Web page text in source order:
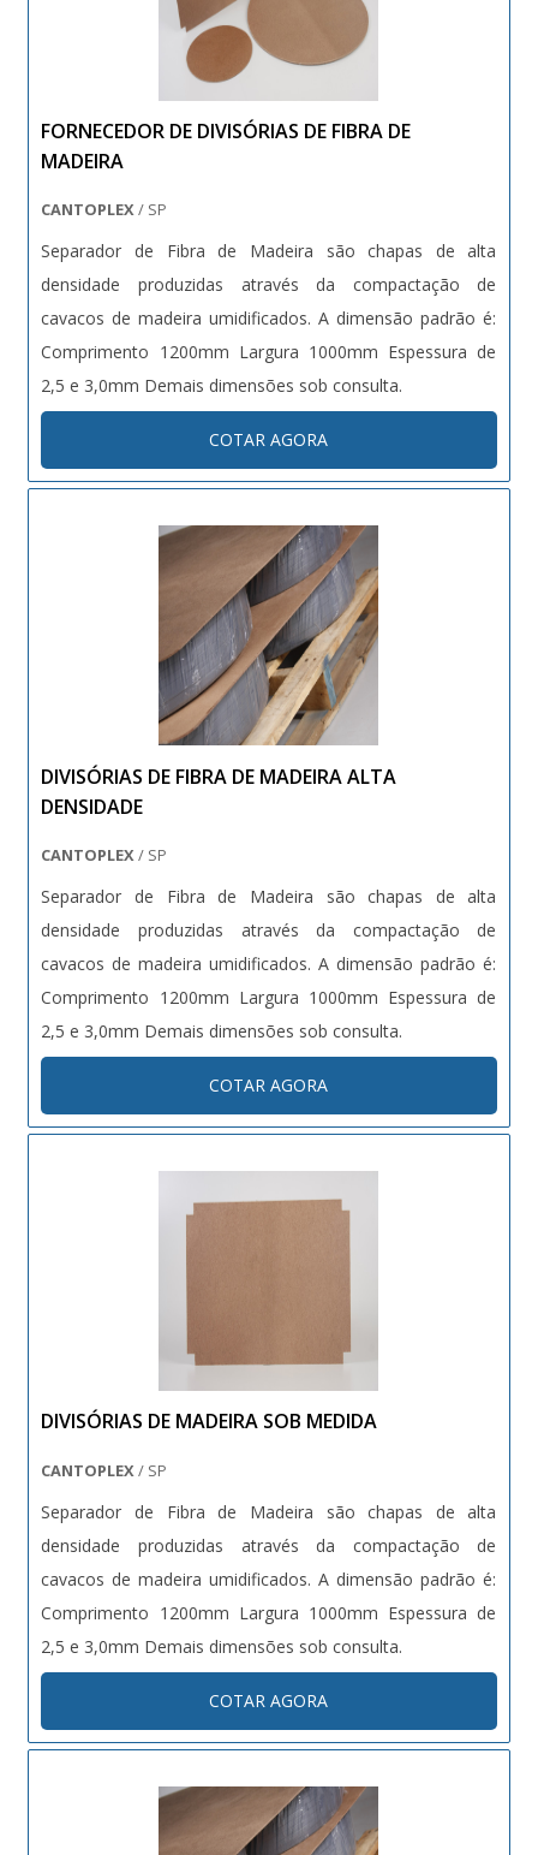
FORNECEDOR DE DIVISÓRIAS DE FIBRA DE
MADEIRA
CANTOPLEX/ SP
Separador de Fibra de Madeira são chapas de alta
densidade produzidas através da compactação de
cavacos de madeira umidificados. A dimensão padrão é:
Comprimento 1200mm Largura 1000mm Espessura de
2,5 e 3,0mm Demais dimensões sob consulta.
COTAR AGORA
DIVISÓRIAS DE FIBRA DE MADEIRA ALTA
DENSIDADE
CANTOPLEX/ SP
Separador de Fibra de Madeira são chapas de alta
densidade produzidas através da compactação de
cavacos de madeira umidificados. A dimensão padrão é:
Comprimento 1200mm Largura 1000mm Espessura de
2,5 e 3,0mm Demais dimensões sob consulta.
COTAR AGORA
DIVISÓRIAS DE MADEIRA SOB MEDIDA
CANTOPLEX / SP
Separador de Fibra de Madeira são chapas de alta
densidade produzidas através da compactação de
cavacos de madeira umidificados. A dimensão padrão é:
Comprimento 1200mm Largura 1000mm Espessura de
2,5 e 3,0mm Demais dimensões sob consulta.
COTAR AGORA